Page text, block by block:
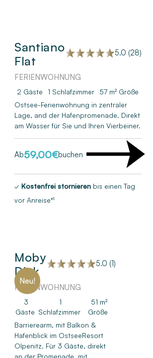
Santiano
Flat
5.0 (28)
FERIENWOHNUNG
2 Gäste 1 Schlafzimmer 57 m² Größe
Ostsee-Ferienwohnung in zentraler
Lage, and der Hafenpromenade. Direkt
am Wasser für Sie und Ihren Vierbeiner.
Ab59,00€buchen
✓ Kostenfrei stornierenbis einen Tag
vor Anreise*¹
Neu!
Moby
Dick
5.0 (1)
FERIENWOHNUNG
3
Gäste
1
Schlafzimmer
51 m²
Größe
Barrierearm, mit Balkon &
Hafenblick im OstseeResort
Olpenitz. Für 3 Gäste, direkt